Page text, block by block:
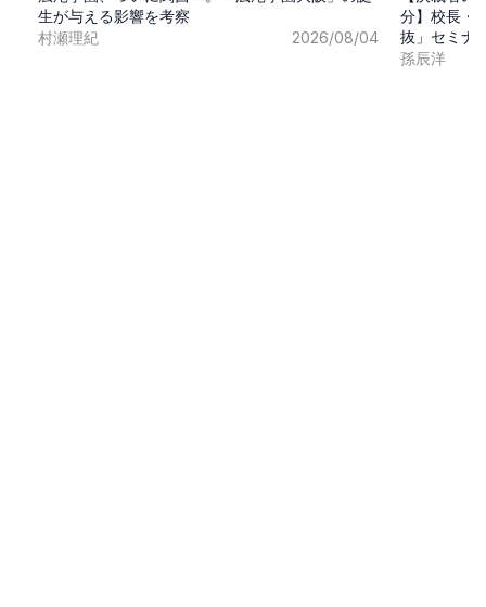
生が与える影響を考察
村瀬理紀
2026/08/04
分】校長・
抜」セミナ
孫辰洋